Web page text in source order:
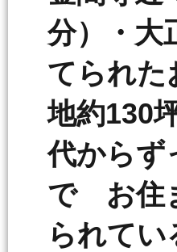
分）・大
てられた
地約130
代からず
で お住
られてい